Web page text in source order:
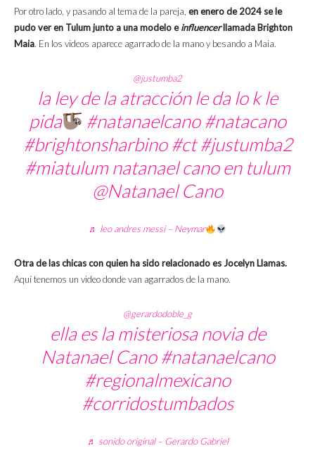
Por otro lado, y pasando al tema de la pareja, en enero de 2024 se le
pudo ver en Tulum junto a una modelo einfluencerllamada Brighton
Maia. En los videos aparece agarrado de la mano y besando a Maia.
@justumba2
la ley de la atracción le da lo k le
pida
#natanaelcano #natacano
#brightonsharbino #ct #justumba2
#miatulumnatanael cano en tulum
@Natanael Cano
♬ leo andres messi – Neymar
Otra de las chicas con quien ha sido relacionado es Jocelyn Llamas.
Aquí tenemos un video donde van agarrados de la mano.
@gerardodoble_g
ella es la misteriosa novia de
Natanael Cano#natanaelcano
#regionalmexicano
#corridostumbados
♬ sonido original – Gerardo Gabriel